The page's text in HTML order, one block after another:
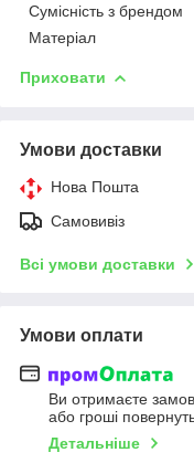
Сумісність з брендом
Матеріал
Приховати
Умови доставки
Нова Пошта
Самовивіз
Всі умови доставки
Умови оплати
Ви отримаєте
або гроші
Детальніше